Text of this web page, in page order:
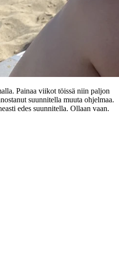
Painaa viikot töissä niin paljon
suunnitella muuta ohjelmaa.
edes suunnitella. Ollaan vaan.